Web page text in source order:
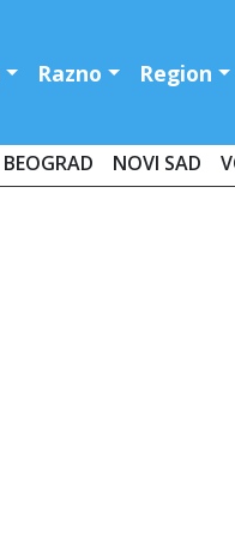
Razno Region
BEOGRAD NOVI SAD